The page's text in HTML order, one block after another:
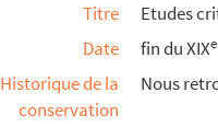
au XVIII siècle (R. H. 1883)
Titre
Etudes
Date
fin du XIXe
Historique de la
conservation
Nous